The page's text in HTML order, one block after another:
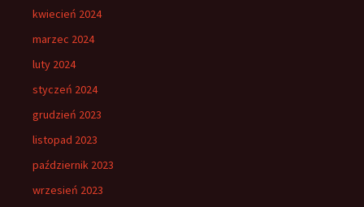
kwiecień 2024
marzec 2024
luty 2024
styczeń 2024
grudzień 2023
listopad 2023
październik 2023
wrzesień 2023